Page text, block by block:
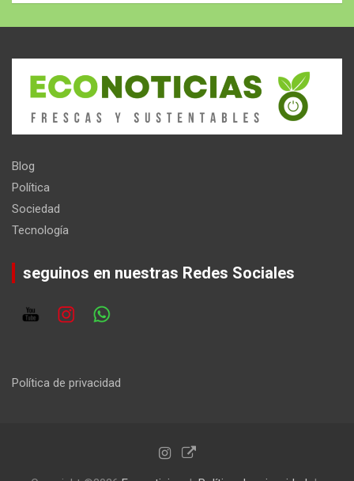
Blog
Política
Sociedad
Tecnología
seguinos en nuestras Redes Sociales
Política de privacidad